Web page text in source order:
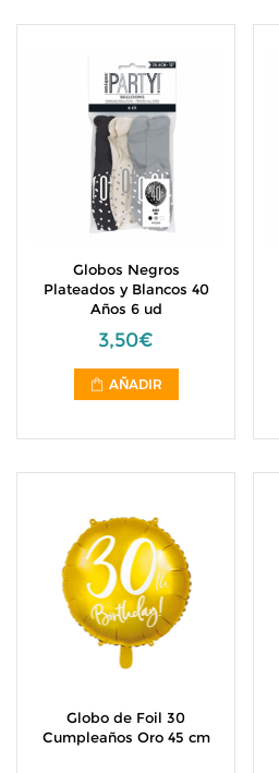
Globos Negros
Plateados y Blancos 40
Años 6 ud
3,50€
AÑADIR
Globo de Foil 30
Cumpleaños Oro 45 cm